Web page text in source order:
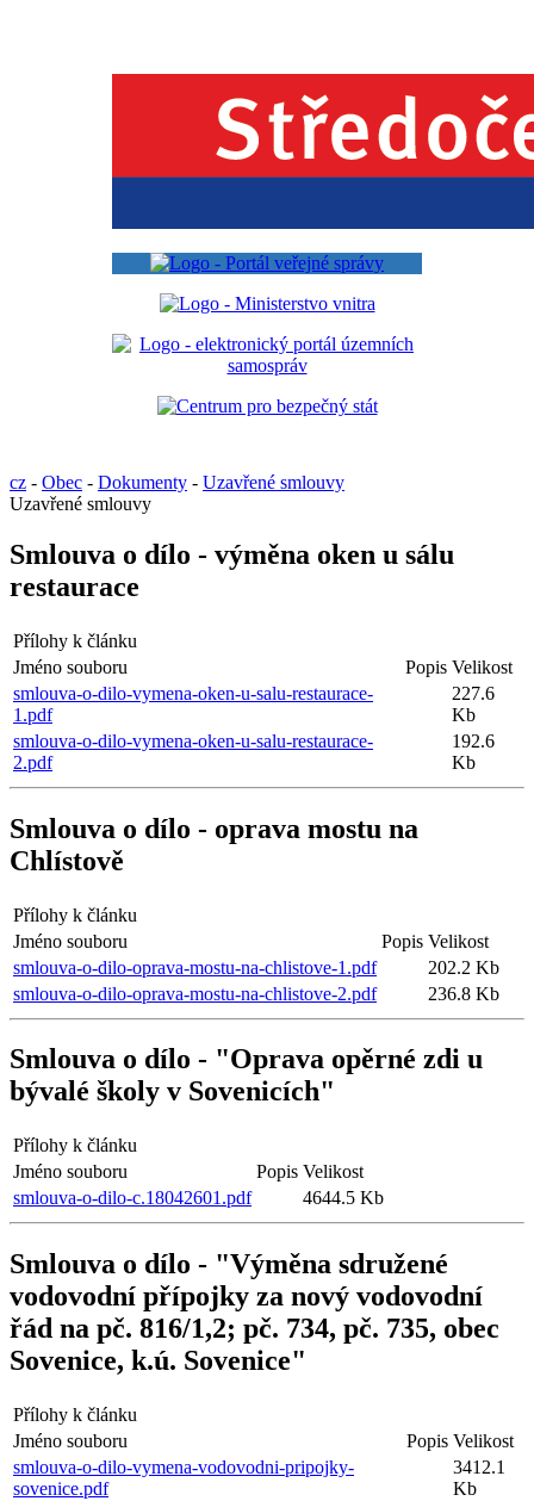
cz - Obec - Dokumenty - Uzavřené smlouvy
Uzavřené smlouvy
Smlouva o dílo - výměna oken u sálu
restaurace
Přílohy k článku
Jméno souboru
Popis Velikost
smlouva-o-dilo-vymena-oken-u-salu-restaurace-
1.pdf
227.6
Kb
smlouva-o-dilo-vymena-oken-u-salu-restaurace-
2.pdf
192.6
Kb
Smlouva o dílo - oprava mostu na
Chlístově
Přílohy k článku
Jméno souboru
Popis Velikost
smlouva-o-dilo-oprava-mostu-na-chlistove-1.pdf
202.2 Kb
smlouva-o-dilo-oprava-mostu-na-chlistove-2.pdf
236.8 Kb
Smlouva o dílo - "Oprava opěrné zdi u
bývalé školy v Sovenicích"
Přílohy k článku
Jméno souboru
Popis Velikost
smlouva-o-dilo-c.18042601.pdf
4644.5 Kb
Smlouva o dílo - "Výměna sdružené
vodovodní přípojky za nový vodovodní
řád na pč. 816/1,2; pč. 734, pč. 735, obec
Sovenice, k.ú. Sovenice"
Přílohy k článku
Jméno souboru
Popis Velikost
smlouva-o-dilo-vymena-vodovodni-pripojky-
sovenice.pdf
3412.1
Kb